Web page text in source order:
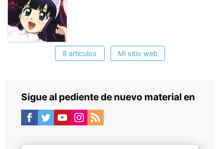
8 artículos Mi sitio web
Sigue al pediente de nuevo material en